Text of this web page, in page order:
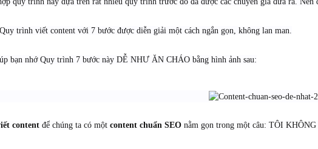
trình viết content với 7 bước được diễn giải một cách ngắn gọn, không lan man.
bạn nhớ Quy trình 7 bước này DỄ NHƯ ĂN CHÁO bằng hình ảnh sau:
content để chúng ta có một content chuẩn SEO nằm gọn trong một câu: TÔI